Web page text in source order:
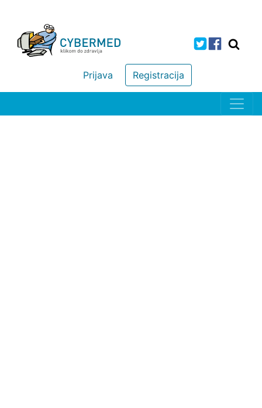
Registracija
Prijava